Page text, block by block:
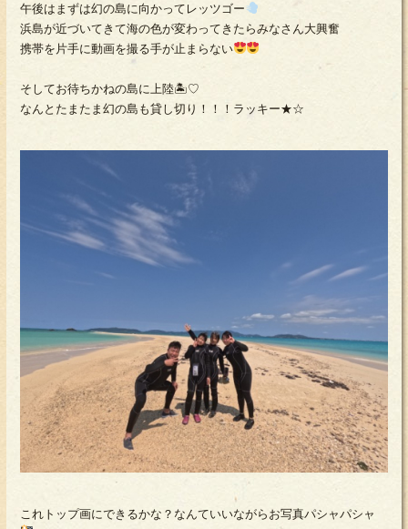
午後はまずは幻の島に向かってレッツゴー
浜島が近づいてきて海の色が変わってきたらみなさん大興奮
携帯を片手に動画を撮る手が止まらない
そしてお待ちかねの島に上陸🏝♡
なんとたまたま幻の島も貸し切り！！！ラッキー★☆
これトップ画にできるかな？なんていいながらお写真パシャパシャ